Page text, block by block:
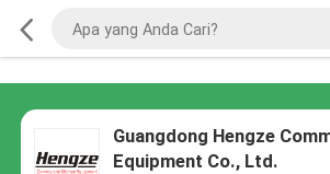
Guangdong Hengze
Equipment Co., Ltd.